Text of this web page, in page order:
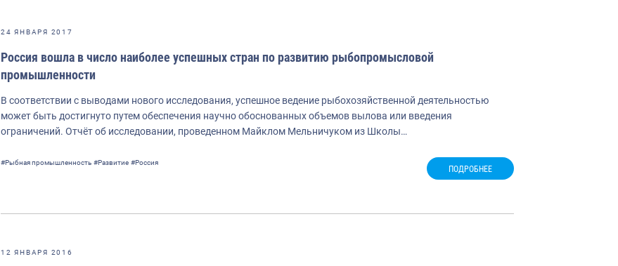
24 ЯНВАРЯ 2017
Россия вошла в число наиболее успешных стран по развитию рыбопромысловой
промышленности
В соответствии с выводами нового исследования, успешное ведение рыбохозяйственной деятельностью
может быть достигнуто путем обеспечения научно обоснованных объемов вылова или введения
ограничений. Отчёт об исследовании, проведенном Майклом Мельничуком из Школы…
#Рыбная промышленность #Развитие #Россия
ПОДРОБНЕЕ
12 ЯНВАРЯ 2016